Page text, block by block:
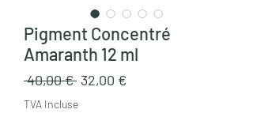
Pigment Concentré
Amaranth 12 ml
40,00 € Prix
original
32,00 €Prix
TVA Incluse